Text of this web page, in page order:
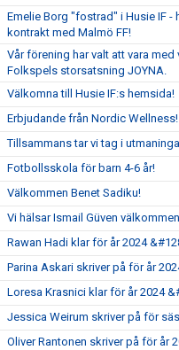
Emelie Borg "fostrad" i Husie IF -
kontrakt med Malmö FF!
Vår förening har valt att vara med
Folkspels storsatsning JOYNA.
Välkomna till Husie IF:s hemsida!
Erbjudande från Nordic Wellness!
Tillsammans tar vi tag i
Fotbollsskola för barn 4-6 år!
Välkommen Benet Sadiku!
Vi hälsar Ismail Güven
Rawan Hadi klar för år 2024
Parina Askari skriver på för år
Loresa Krasnici klar för år 2024
Jessica Weirum skriver på för
Oliver Rantonen skriver på för år